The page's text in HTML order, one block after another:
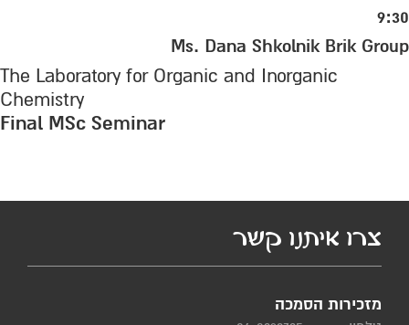
9:30
Ms. Dana Shkolnik Brik Group
The Laboratory for Organic and Inorganic
Chemistry
Final MSc Seminar
צרו איתנו קשר
מזכירות הסמכה